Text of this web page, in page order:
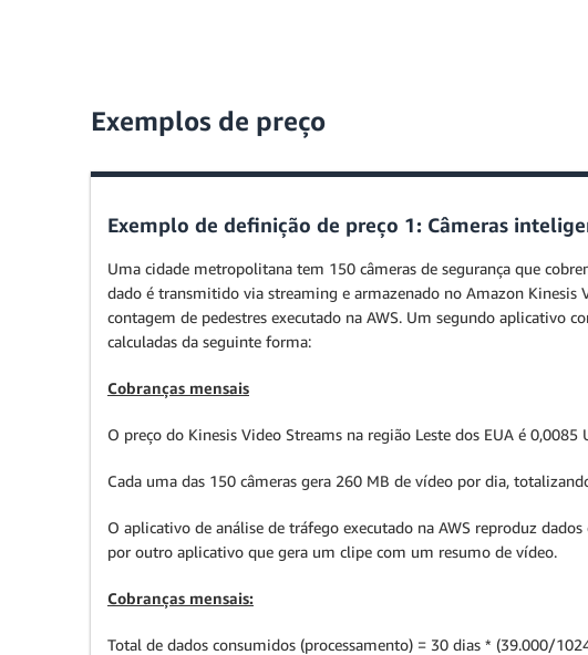
Exemplos de preço
Exemplo de definição de preço 1: Câmeras
Uma cidade metropolitana tem 150 câmeras de segurança que
dado é transmitido via streaming e armazenado no Amazon Kinesis
contagem de pedestres executado na AWS. Um segundo aplicativo
calculadas da seguinte forma:
Cobranças mensais
O preço do Kinesis Video Streams na região Leste dos EUA é
Cada uma das 150 câmeras gera 260 MB de vídeo por dia,
O aplicativo de análise de tráfego executado na AWS reproduz
por outro aplicativo que gera um clipe com um resumo de vídeo.
Cobranças mensais:
Total de dados consumidos (processamento) = 30 dias * (39.000/